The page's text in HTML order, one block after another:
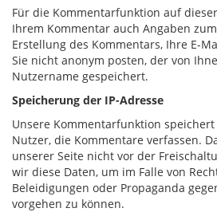
Für die Kommentarfunktion auf
Ihrem Kommentar auch Angaben
Erstellung des Kommentars, Ihre E-
Sie nicht anonym posten, der von
Nutzername gespeichert.
Speicherung der IP-Adresse
Unsere Kommentarfunktion
Nutzer, die Kommentare verfassen.
unserer Seite nicht vor der
wir diese Daten, um im Falle von
Beleidigungen oder Propaganda
vorgehen zu können.